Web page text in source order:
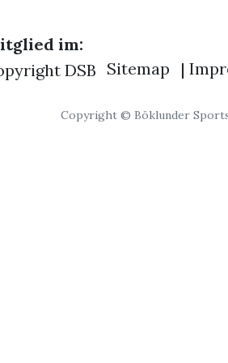
im:
Sitemap
|
Copyright © Böklunder